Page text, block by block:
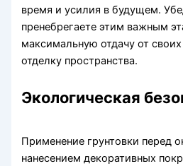
время и усилия в будущем.
пренебрегаете этим важным
максимальную отдачу от
отделку пространства.
Экологическая
Применение грунтовки перед
нанесением декоративных